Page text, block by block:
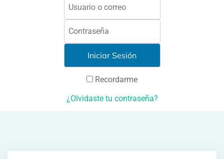
Recordarme
¿Olvidaste tu contraseña?